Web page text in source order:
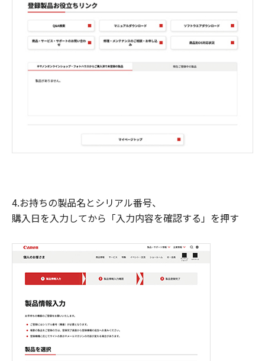
4.お持ちの製品名とシリアル番号、
購入日を入力してから「入力内容を確認する」を押す